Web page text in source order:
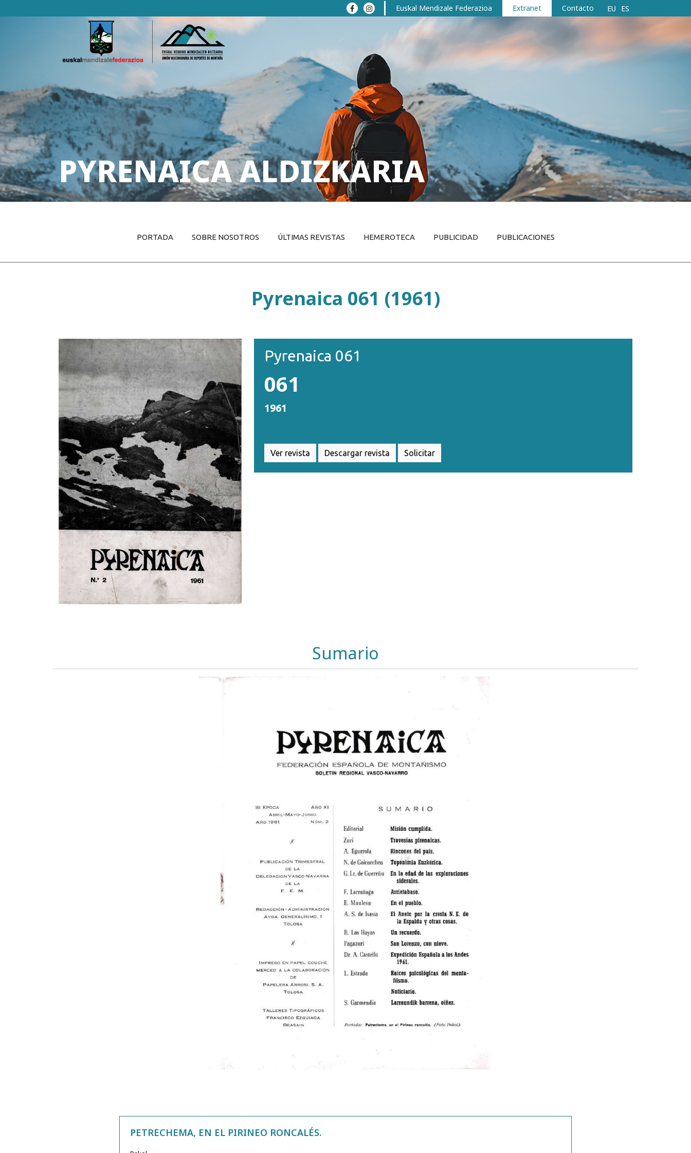
Euskal Mendizale Federazioa Extranet Contacto EU ES
PYRENAICA ALDIZKARIA
PORTADA SOBRE NOSOTROS ÚLTIMAS REVISTAS HEMEROTECA PUBLICIDAD PUBLICACIONES
Pyrenaica 061 (1961)
Pyrenaica 061
061
1961
Ver revista Descargar revista Solicitar
Sumario
PETRECHEMA, EN EL PIRINEO RONCALÉS.